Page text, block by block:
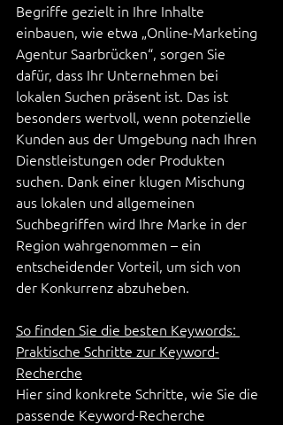
Begriffe gezielt in Ihre Inhalte
einbauen, wie etwa „Online-Marketing
Agentur Saarbrücken“, sorgen Sie
dafür, dass Ihr Unternehmen bei
lokalen Suchen präsent ist. Das ist
besonders wertvoll, wenn potenzielle
Kunden aus der Umgebung nach Ihren
Dienstleistungen oder Produkten
suchen. Dank einer klugen Mischung
aus lokalen und allgemeinen
Suchbegriffen wird Ihre Marke in der
Region wahrgenommen – ein
entscheidender Vorteil, um sich von
der Konkurrenz abzuheben.
So finden Sie die besten Keywords:
Praktische Schritte zur Keyword-
Recherche
Hier sind konkrete Schritte, wie Sie die
passende Keyword-Recherche